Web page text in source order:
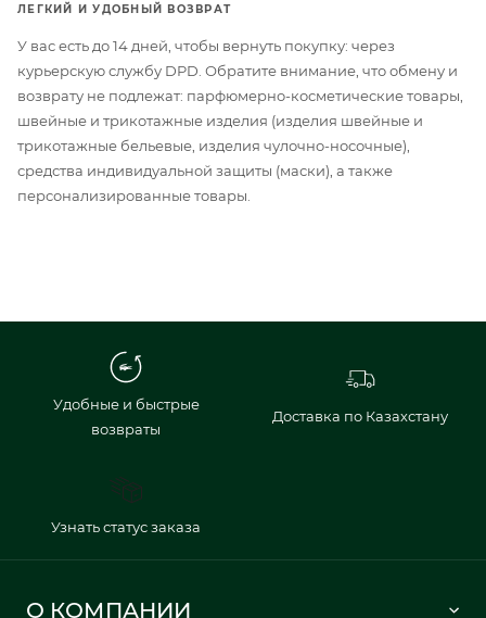
ЛЕГКИЙ И УДОБНЫЙ ВОЗВРАТ
У вас есть до 14 дней, чтобы вернуть покупку: через
курьерскую службу DPD. Обратите внимание, что обмену и
возврату не подлежат: парфюмерно-косметические товары,
швейные и трикотажные изделия (изделия швейные и
трикотажные бельевые, изделия чулочно-носочные),
средства индивидуальной защиты (маски), а также
персонализированные товары.
Удобные и быстрые
возвраты
Доставка по Казахстану
Узнать статус заказа
О КОМПАНИИ